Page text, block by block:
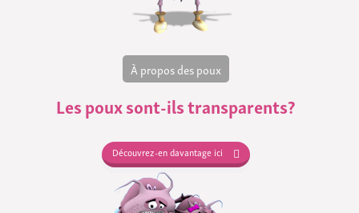
À propos des poux
Les poux sont-ils transparents?
Découvrez-en davantage ici